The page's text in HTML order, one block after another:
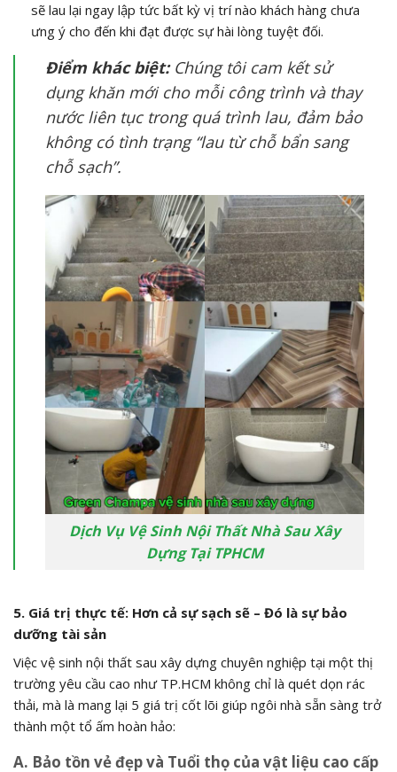
sẽ lau lại ngay lập tức bất kỳ vị trí nào khách hàng chưa
ưng ý cho đến khi đạt được sự hài lòng tuyệt đối.
Điểm khác biệt:Chúng tôi cam kết sử
dụng khăn mới cho mỗi công trình và thay
nước liên tục trong quá trình lau, đảm bảo
không có tình trạng “lau từ chỗ bẩn sang
chỗ sạch”.
Dịch Vụ Vệ Sinh Nội Thất Nhà Sau Xây
Dựng Tại TPHCM
5. Giá trị thực tế: Hơn cả sự sạch sẽ – Đó là sự bảo
dưỡng tài sản
Việc vệ sinh nội thất sau xây dựng chuyên nghiệp tại một thị
trường yêu cầu cao như TP.HCM không chỉ là quét dọn rác
thải, mà là mang lại 5 giá trị cốt lõi giúp ngôi nhà sẵn sàng trở
thành một tổ ấm hoàn hảo:
A. Bảo tồn vẻ đẹp và Tuổi thọ của vật liệu cao cấp